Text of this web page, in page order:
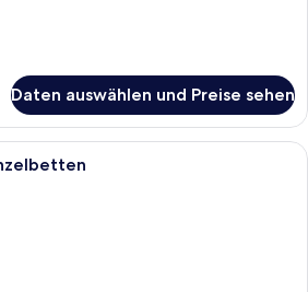
Daten auswählen und Preise sehen
Ein Hotelzimmer mit zwei Betten,